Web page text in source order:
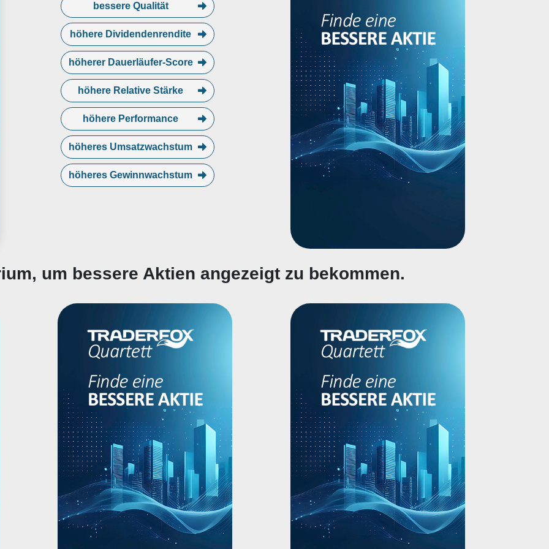
bessere Qualität
höhere Dividendenrendite
höherer Dauerläufer-Score
höhere Relative Stärke
höhere Performance
höheres Umsatzwachstum
höheres Gewinnwachstum
um bessere Aktien angezeigt zu bekommen.